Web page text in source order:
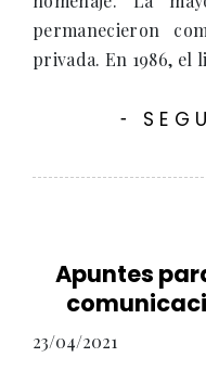
permanecieron
privada. En 1986, el
-
Apuntes
23/04/2021